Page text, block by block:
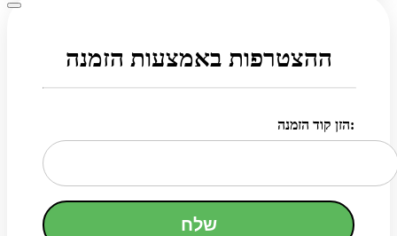
ההצטרפות באמצעות הזמנה
הזן קוד הזמנה:
שלח